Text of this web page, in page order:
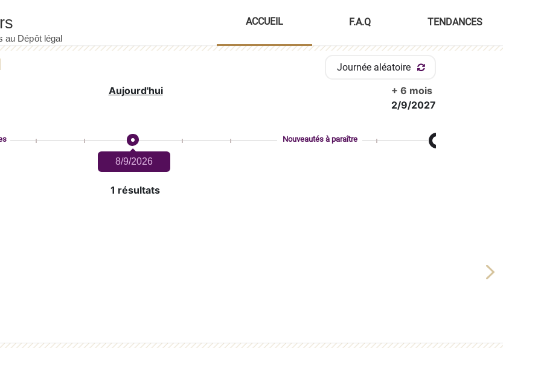
ACCUEIL F.A.Q TENDANCES
Journée aléatoire
Aujourd'hui
+ 6 mois
2/9/2027
8/9/2026
Nouveautés à paraître
1 résultats
Next